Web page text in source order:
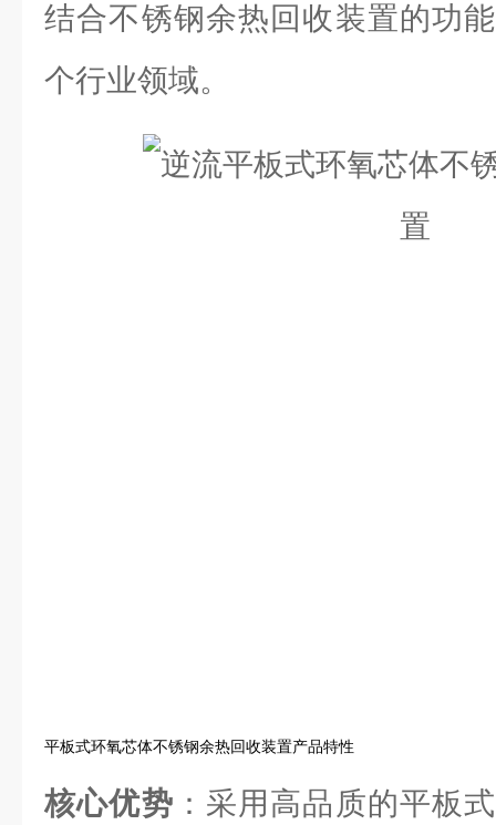
结合不锈钢余热回收装置的功
个行业领域。
平板式环氧芯体不锈钢余热回收装置产品特性
核心优势 ：采用高品质的平板